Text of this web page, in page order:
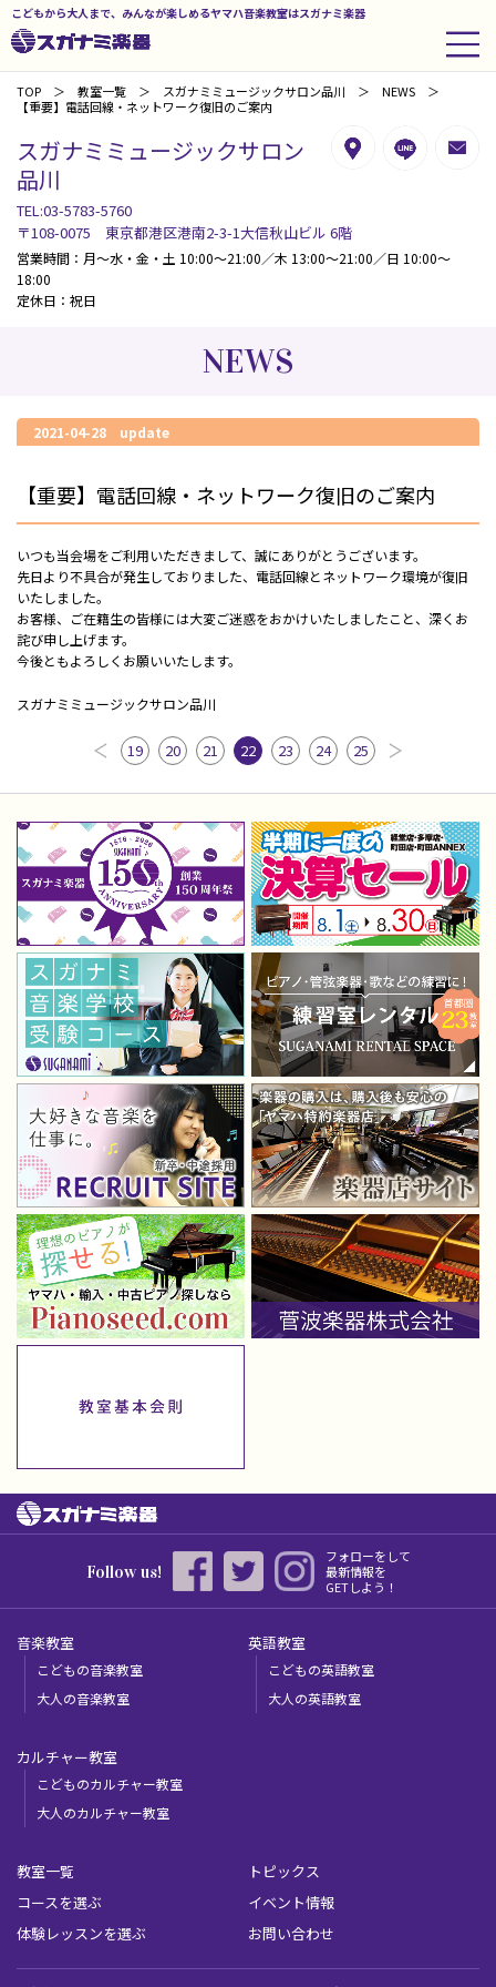
こどもから大人まで、みんなが楽しめるヤマハ音楽教室はスガナミ楽器
TOP 教室一覧 スガナミミュージックサロン品川
NEWS
【重要】電話回線・ネットワーク復旧のご案内
スガナミミュージックサロン
品川
TEL:03-5783-5760
〒108-0075 東京都港区港南2-3-1大信秋山ビル 6階
営業時間：月～水・金・土 10:00～21:00／木 13:00～21:00／日 10:00～
18:00
定休日：祝日
NEWS
2021-04-28 update
【重要】電話回線・ネットワーク復旧のご案内
いつも当会場をご利用いただきまして、誠にありがとうございます。
先日より不具合が発生しておりました、電話回線とネットワーク環境が復旧
いたしました。
お客様、ご在籍生の皆様には大変ご迷惑をおかけいたしましたこと、深くお
詫び申し上げます。
今後ともよろしくお願いいたします。
スガナミミュージックサロン品川
19 20 21 22 23 24 25
Follow us!
フォローをして
最新情報を
GETしよう！
音楽教室
こどもの音楽教室
大人の音楽教室
英語教室
こどもの英語教室
大人の英語教室
カルチャー教室
こどものカルチャー教室
大人のカルチャー教室
教室一覧
コースを選ぶ
体験レッスンを選ぶ
トピックス
イベント情報
お問い合わせ